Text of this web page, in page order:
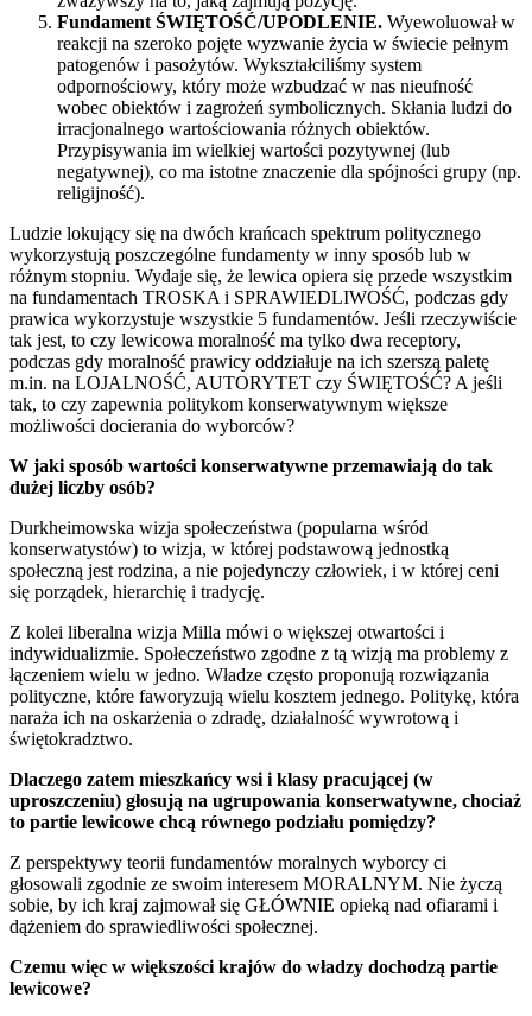
Fundament ŚWIĘTOŚĆ/UPODLENIE. Wyewoluował w
reakcji na szeroko pojęte wyzwanie życia w świecie pełnym
patogenów i pasożytów. Wykształciliśmy system
odpornościowy, który może wzbudzać w nas nieufność
wobec obiektów i zagrożeń symbolicznych. Skłania ludzi do
irracjonalnego wartościowania różnych obiektów.
Przypisywania im wielkiej wartości pozytywnej (lub
negatywnej), co ma istotne znaczenie dla spójności grupy (np.
religijność).
Ludzie lokujący się na dwóch krańcach spektrum politycznego
wykorzystują poszczególne fundamenty w inny sposób lub w
różnym stopniu. Wydaje się, że lewica opiera się przede wszystkim
na fundamentach TROSKA i SPRAWIEDLIWOŚĆ, podczas gdy
prawica wykorzystuje wszystkie 5 fundamentów. Jeśli rzeczywiście
tak jest, to czy lewicowa moralność ma tylko dwa receptory,
podczas gdy moralność prawicy oddziałuje na ich szerszą paletę
m.in. na LOJALNOŚĆ, AUTORYTET czy ŚWIĘTOŚĆ? A jeśli
tak, to czy zapewnia politykom konserwatywnym większe
możliwości docierania do wyborców?
W jaki sposób wartości konserwatywne przemawiają do tak
dużej liczby osób?
Durkheimowska wizja społeczeństwa (popularna wśród
konserwatystów) to wizja, w której podstawową jednostką
społeczną jest rodzina, a nie pojedynczy człowiek, i w której ceni
się porządek, hierarchię i tradycję.
Z kolei liberalna wizja Milla mówi o większej otwartości i
indywidualizmie. Społeczeństwo zgodne z tą wizją ma problemy z
łączeniem wielu w jedno. Władze często proponują rozwiązania
polityczne, które faworyzują wielu kosztem jednego. Politykę, która
naraża ich na oskarżenia o zdradę, działalność wywrotową i
świętokradztwo.
Dlaczego zatem mieszkańcy wsi i klasy pracującej (w
uproszczeniu) głosują na ugrupowania konserwatywne, chociaż
to partie lewicowe chcą równego podziału pomiędzy?
Z perspektywy teorii fundamentów moralnych wyborcy ci
głosowali zgodnie ze swoim interesem MORALNYM. Nie życzą
sobie, by ich kraj zajmował się GŁÓWNIE opieką nad ofiarami i
dążeniem do sprawiedliwości społecznej.
Czemu więc w większości krajów do władzy dochodzą partie
lewicowe?